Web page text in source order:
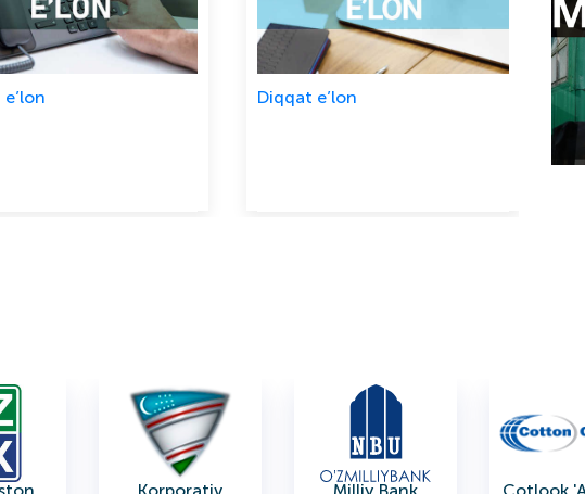
Diqqat e’lon
Korporativ
Milliy Bank
Cotlook